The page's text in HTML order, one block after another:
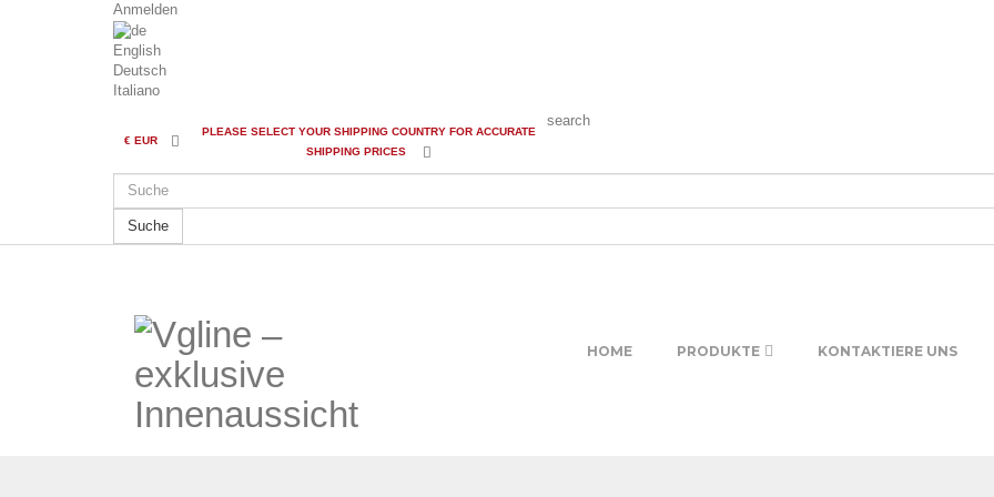
Anmelden
English
Deutsch
Italiano
€ EUR
PLEASE SELECT YOUR SHIPPING COUNTRY FOR ACCURATE
SHIPPING PRICES
search
Suche
HOME PRODUKTE KONTAKTIERE UNS